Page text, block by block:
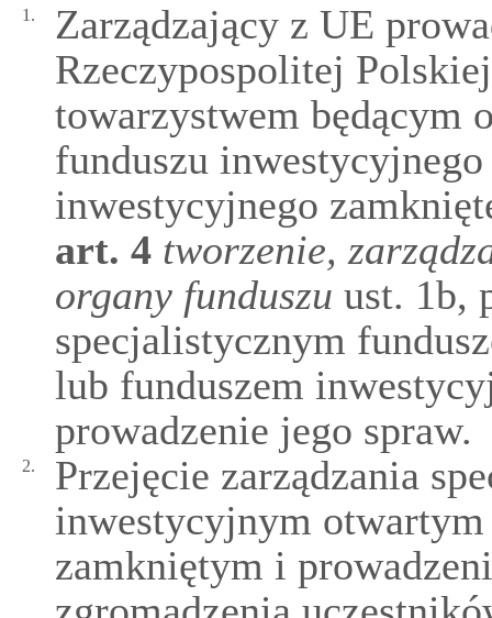
1.
Zarządzający z UE
Rzeczypospolitej
towarzystwem będącym
funduszu
inwestycyjnego
art. 4 tworzenie,
organy funduszu ust. 1b,
specjalistycznym
lub funduszem
prowadzenie jego spraw.
2.
Przejęcie zarządzania
inwestycyjnym
zamkniętym i